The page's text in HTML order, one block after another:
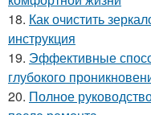
18. Как очистить
инструкция
19. Эффективные
глубокого
20. Полное